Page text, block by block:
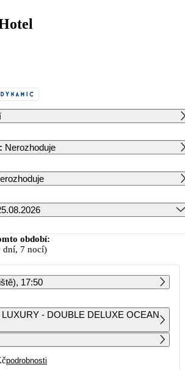
: Nerozhoduje
Srpen 2026
ST ČT PÁ SO NE
5 6 7 8 9
12
období:
dní, 7 nocí)
17:50
- DOUBLE DELUXE OCEAN
podrobnosti